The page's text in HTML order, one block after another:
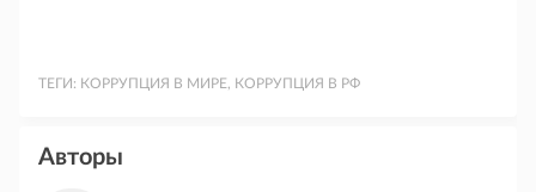
ТЕГИ: КОРРУПЦИЯ В МИРЕ, КОРРУПЦИЯ В РФ
Авторы